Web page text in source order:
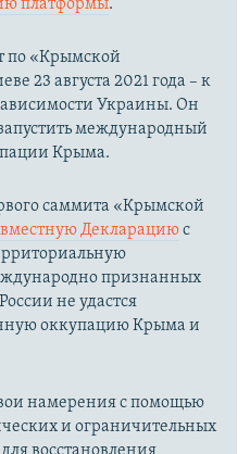
платформы.
по «Крымской
23 августа 2021 года – к
Украины. Он
международный
Крыма.
саммита «Крымской
Декларациюс
признанных
не удастся
оккупацию Крыма и
намерения с помощью
и ограничительных